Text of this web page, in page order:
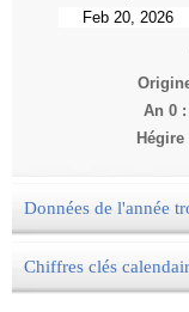
An 0 :
Hégire
Données de l'année
Chiffres clés